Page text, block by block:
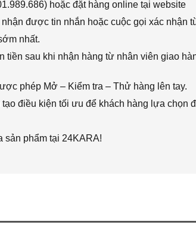
hoặc đặt hàng online tại website
được tin nhắn hoặc cuộc gọi xác nhận
nhất.
tiền sau khi nhận hàng từ nhân viên giao
phép Mở – Kiểm tra – Thử hàng lên tay.
điều kiện tối ưu để khách hàng lựa chọn
sản phẩm tại 24KARA!